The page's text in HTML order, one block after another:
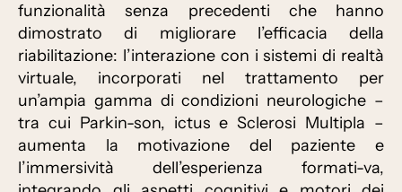
funzionalità senza precedenti che hanno
dimostrato di migliorare l’efficacia della
riabilitazione: l’interazione con i sistemi di realtà
virtuale, incorporati nel trattamento per
un’ampia gamma di condizioni neurologiche –
tra cui Parkin-son, ictus e Sclerosi Multipla –
aumenta la motivazione del paziente e
l’immersività dell’esperienza formati-va,